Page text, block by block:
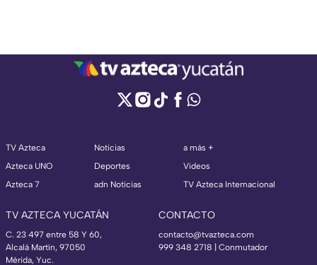
TV Azteca
Azteca UNO
Azteca 7
Noticias
Deportes
adn Noticias
a más +
Videos
TV Azteca Internacional
TV AZTECA YUCATÁN
C. 23 497 entre 58 Y 60,
Alcalá Martín, 97050
Mérida, Yuc.
CONTACTO
contacto@tvazteca.com
999 348 2718 | Conmutador